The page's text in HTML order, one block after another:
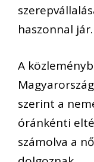
haszonnal jár.
A
szerint a
óránkénti
számolva a